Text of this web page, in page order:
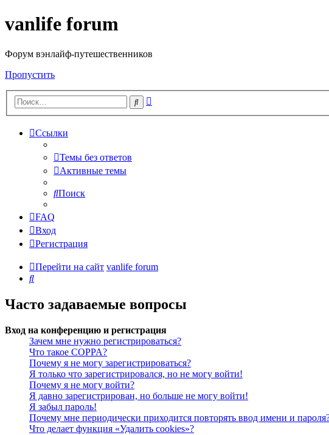
vanlife forum
Форум вэнлайф-путешественников
Пропустить
Поиск
Ссылки
Темы без ответов
Активные темы
Поиск
FAQ
Вход
Регистрация
Перейти на сайт vanlife forum
Поиск
Часто задаваемые вопросы
Вход на конференцию и регистрация
Зачем мне нужно регистрироваться?
Что такое COPPA?
Почему я не могу зарегистрироваться?
Я только что зарегистрировался, но не могу войти!
Почему я не могу войти?
Я давно зарегистрирован, но больше не могу войти!
Я забыл пароль!
Почему мне периодически приходится повторять ввод имени и
Что делает функция «Удалить cookies»?